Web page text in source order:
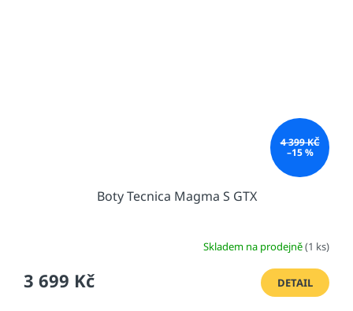
4 399 KČ
–15 %
Boty Tecnica Magma S GTX
Skladem na prodejně(1 ks)
3 699 Kč DETAIL